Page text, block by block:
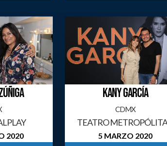
2020
KANY GARCÍA
CDMX
TEATRO
5 MARZO 2020